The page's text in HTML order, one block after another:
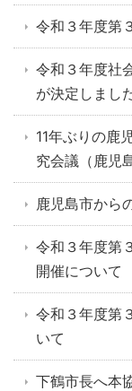
令和３年度第
令和３年度社
が決定しまし
11年ぶりの鹿
究会議（鹿児
鹿児島市から
令和３年度第
開催について
令和３年度第
いて
下鶴市長へ本